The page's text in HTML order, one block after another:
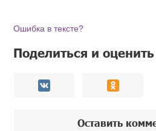
Ошибка в тексте?
Поделиться и оценить
Оставить